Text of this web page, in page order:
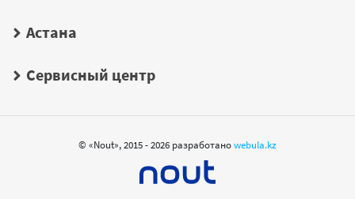
Астана
Сервисный центр
© «Nout», 2015 - 2026 разработаноwebula.kz